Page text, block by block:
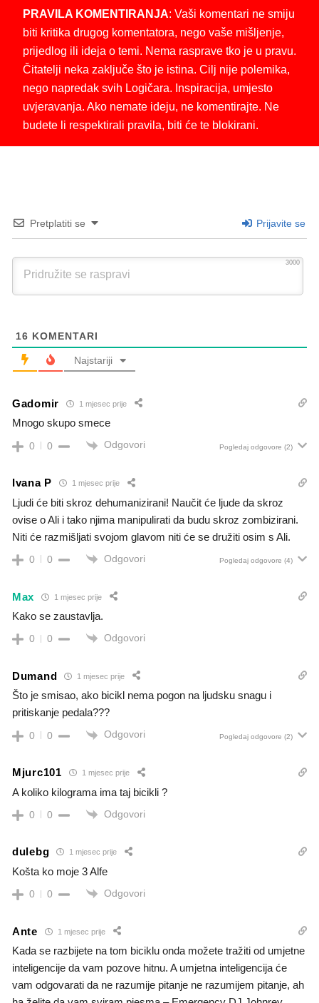
PRAVILA KOMENTIRANJA: Vaši komentari ne smiju
biti kritika drugog komentatora, nego vaše mišljenje,
prijedlog ili ideja o temi. Nema rasprave tko je u pravu.
Čitatelji neka zaključe što je istina. Cilj nije polemika,
nego napredak svih Logičara. Inspiracija, umjesto
uvjeravanja. Ako nemate ideju, ne komentirajte. Ne
budete li respektirali pravila, biti će te blokirani.
Pretplatiti se Prijavite se
3000
16 KOMENTARI
Najstariji
Gadomir 1 mjesec prije
Mnogo skupo smece
0 0 Odgovori Pogledaj odgovore (2)
Ivana P 1 mjesec prije
Ljudi će biti skroz dehumanizirani! Naučit će ljude da skroz
ovise o Ali i tako njima manipulirati da budu skroz zombizirani.
Niti će razmišljati svojom glavom niti će se družiti osim s Ali.
0 0 Odgovori Pogledaj odgovore (4)
Max 1 mjesec prije
Kako se zaustavlja.
0 0 Odgovori
Dumand 1 mjesec prije
Što je smisao, ako bicikl nema pogon na ljudsku snagu i
pritiskanje pedala???
0 0 Odgovori Pogledaj odgovore (2)
Mjurc101 1 mjesec prije
A koliko kilograma ima taj bicikli ?
0 0 Odgovori
dulebg 1 mjesec prije
Košta ko moje 3 Alfe
0 0 Odgovori
Ante 1 mjesec prije
Kada se razbijete na tom biciklu onda možete tražiti od umjetne
inteligencije da vam pozove hitnu. A umjetna inteligencija će
vam odgovarati da ne razumije pitanje ne razumijem pitanje, ah